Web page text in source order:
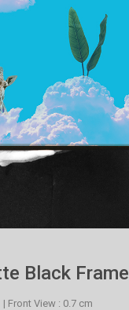
Black Frame
| Front View : 0.7 cm